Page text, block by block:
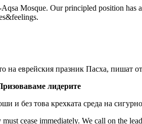
Mosque. Our principled position has
на еврейския празник Пасха, пишат
лидерите
и без това крехката среда на
cease immediately. We call on the